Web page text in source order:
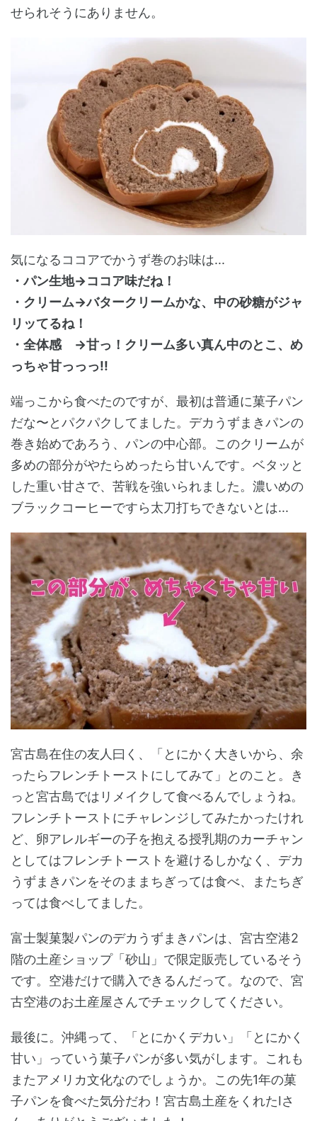
せられそうにありません。
気になるココアでかうず巻のお味は...
・パン生地→ココア味だね！
・クリーム→バタークリームかな、中の砂糖がジャ
リッてるね！
・全体感 →甘っ！クリーム多い真ん中のとこ、め
っちゃ甘っっっ!!
端っこから食べたのですが、最初は普通に菓子パン
だな〜とパクパクしてました。デカうずまきパンの
巻き始めであろう、パンの中心部。このクリームが
多めの部分がやたらめったら甘いんです。ベタッと
した重い甘さで、苦戦を強いられました。濃いめの
ブラックコーヒーですら太刀打ちできないとは...
宮古島在住の友人曰く、「とにかく大きいから、余
ったらフレンチトーストにしてみて」とのこと。き
っと宮古島ではリメイクして食べるんでしょうね。
フレンチトーストにチャレンジしてみたかったけれ
ど、卵アレルギーの子を抱える授乳期のカーチャン
としてはフレンチトーストを避けるしかなく、デカ
うずまきパンをそのままちぎっては食べ、またちぎ
っては食べしてました。
富士製菓製パンのデカうずまきパンは、宮古空港2
階の土産ショップ「砂山」で限定販売しているそう
です。空港だけで購入できるんだって。なので、宮
古空港のお土産屋さんでチェックしてください。
最後に。沖縄って、「とにかくデカい」「とにかく
甘い」っていう菓子パンが多い気がします。これも
またアメリカ文化なのでしょうか。この先1年の菓
子パンを食べた気分だわ！宮古島土産をくれたIさ